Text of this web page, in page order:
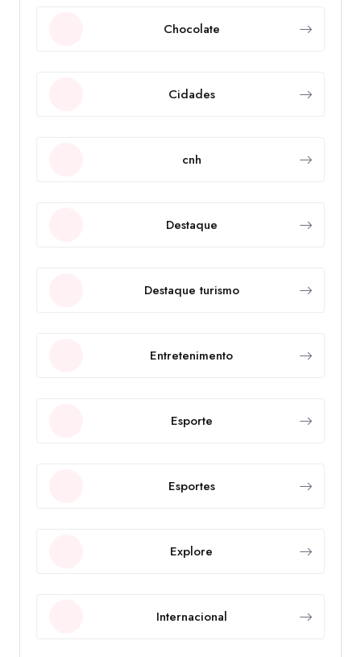
Chocolate
Cidades
cnh
Destaque
Destaque turismo
Entretenimento
Esporte
Esportes
Explore
Internacional